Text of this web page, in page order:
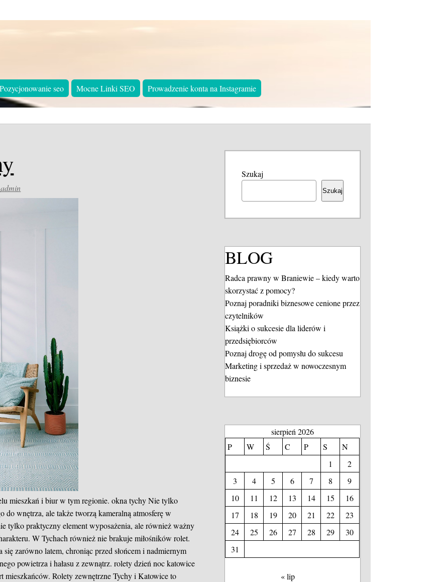
Pozycjonowanie seo Mocne Linki SEO Prowadzenie konta na Instagramie
admin
mieszkań i biur w tym regionie.okna tychyNie tylko
do wnętrza, ale także tworzą kameralną atmosferę w
tylko praktyczny element wyposażenia, ale również ważny
W Tychach również nie brakuje miłośników rolet.
zarówno latem, chroniąc przed słońcem i nadmiernym
powietrza i hałasu z zewnątrz.rolety dzień noc katowice
mieszkańców. Rolety zewnętrzne Tychy i Katowice to
Szukaj
Szukaj
BLOG
Radca prawny w Braniewie – kiedy warto
skorzystać z pomocy?
Poznaj poradniki biznesowe cenione przez
czytelników
Książki o sukcesie dla liderów i
przedsiębiorców
Poznaj drogę od pomysłu do sukcesu
Marketing i sprzedaż w nowoczesnym
biznesie
sierpień 2026
P
W Ś C P S
N
1
2
3
4 5 6 7 8
9
10
11 12 13 14 15
16
17
18 19 20 21 22
23
24
25 26 27 28 29
30
31
« lip